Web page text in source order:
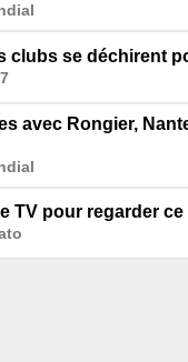
clubs se déchirent
avec Rongier,
TV pour regarder ce